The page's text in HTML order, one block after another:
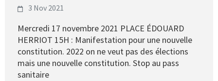
3 Nov 2021
Mercredi 17 novembre 2021 PLACE ÉDOUARD
HERRIOT 15H : Manifestation pour une nouvelle
constitution. 2022 on ne veut pas des élections
mais une nouvelle constitution. Stop au pass
sanitaire